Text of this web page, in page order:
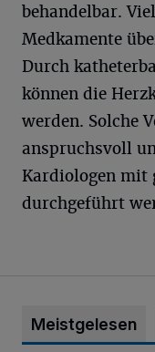
behandelbar.
Medkamente
Durch
können die
werden. Solche
anspruchsvoll
Kardiologen mit
durchgeführt
Meistgelesen